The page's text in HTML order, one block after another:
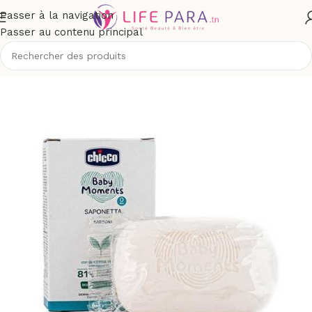
Passer à la navigation
Passer au contenu principal
et maman/Toilette & soins bébé/Toilette & bain de bébé